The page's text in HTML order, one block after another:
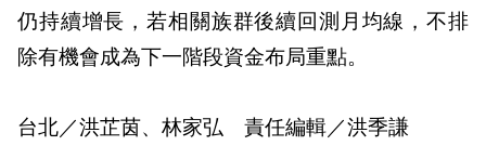
仍持續增長，若相關族群後續回測月均線，不排
除有機會成為下一階段資金布局重點。
台北／洪芷茵、林家弘 責任編輯／洪季謙